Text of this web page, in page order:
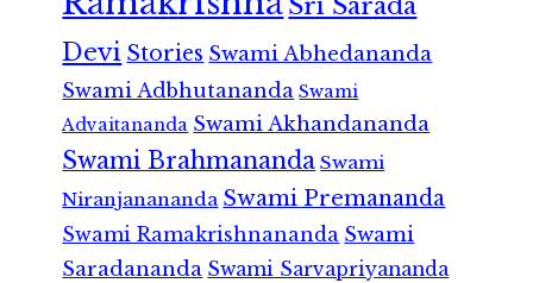
Devi Stories Swami Abhedananda
Swami Adbhutananda Swami
Advaitananda Swami Akhandananda
Swami Brahmananda Swami
Niranjanananda Swami Premananda
Swami Ramakrishnananda Swami
Saradananda Swami Sarvapriyananda